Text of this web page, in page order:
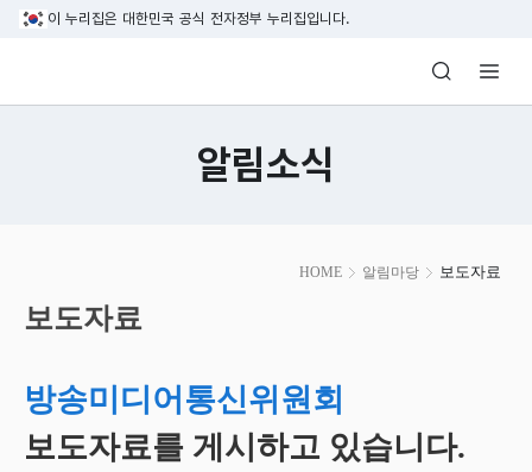
본문 바로가기
이 누리집은 대한민국 공식 전자정부 누리집입니다.
방송미디어통신위원회 Korea Media
알림소식
HOME 알림마당 보도자료
시
작
보도자료
방송미디어통신위원회
보도자료를 게시하고 있습니다.